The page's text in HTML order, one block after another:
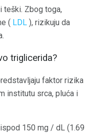
teški. Zbog toga,
( LDL ), rizikuju da
triglicerida?
faktor rizika
institutu srca, pluća i
150 mg / dL (1.69